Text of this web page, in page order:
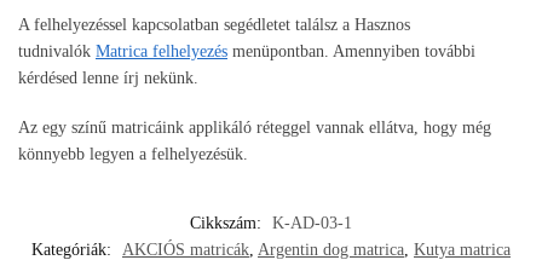
A felhelyezéssel kapcsolatban segédletet találsz a Hasznos
tudnivalók Matrica felhelyezés menüpontban. Amennyiben további
kérdésed lenne írj nekünk.
Az egy színű matricáink applikáló réteggel vannak ellátva, hogy még
könnyebb legyen a felhelyezésük.
Cikkszám:
K-AD-03-1
Kategóriák:
AKCIÓS matricák Argentin dog matrica Kutya matrica